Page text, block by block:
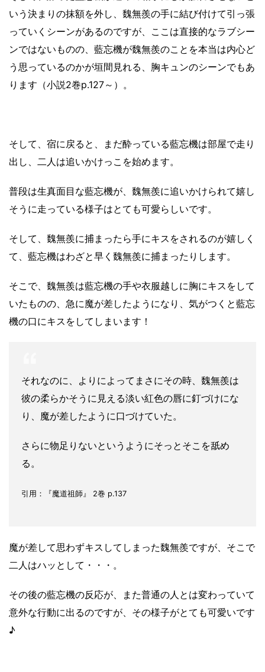
いう決まりの抹額を外し、魏無羨の手に結び付けて引っ張
っていくシーンがあるのですが、ここは直接的なラブシー
ンではないものの、藍忘機が魏無羨のことを本当は内心ど
う思っているのかが垣間見れる、胸キュンのシーンでもあ
ります（小説2巻p.127～）。
そして、宿に戻ると、まだ酔っている藍忘機は部屋で走り
出し、二人は追いかけっこを始めます。
普段は生真面目な藍忘機が、魏無羨に追いかけられて嬉し
そうに走っている様子はとても可愛らしいです。
そして、魏無羨に捕まったら手にキスをされるのが嬉しく
て、藍忘機はわざと早く魏無羨に捕まったりします。
そこで、魏無羨は藍忘機の手や衣服越しに胸にキスをして
いたものの、急に魔が差したようになり、気がつくと藍忘
機の口にキスをしてしまいます！
それなのに、よりによってまさにその時、魏無羨は
彼の柔らかそうに見える淡い紅色の唇に釘づけにな
り、魔が差したように口づけていた。
さらに物足りないというようにそっとそこを舐め
る。
引用：『魔道祖師』 2巻 p.137
魔が差して思わずキスしてしまった魏無羨ですが、そこで
二人はハッとして・・・。
その後の藍忘機の反応が、また普通の人とは変わっていて
意外な行動に出るのですが、その様子がとても可愛いです
♪